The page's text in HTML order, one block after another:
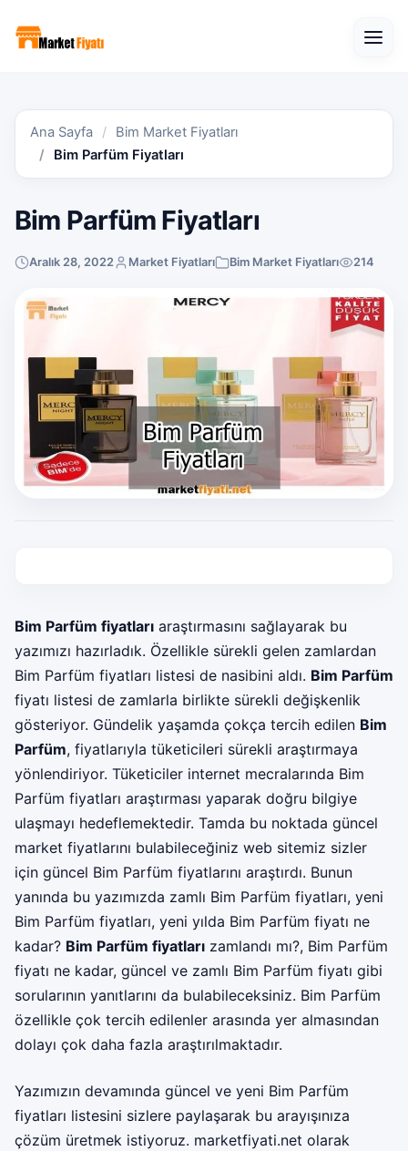
Ana Sayfa
Bim Market Fiyatları
Bim Parfüm Fiyatları
Bim Parfüm Fiyatları
Aralık 28, 2022 Market Fiyatları Bim Market Fiyatları 214
Bim Parfüm fiyatları araştırmasını sağlayarak bu
yazımızı hazırladık. Özellikle sürekli gelen zamlardan
Bim Parfüm fiyatları listesi de nasibini aldı. Bim Parfüm
fiyatı listesi de zamlarla birlikte sürekli değişkenlik
gösteriyor. Gündelik yaşamda çokça tercih edilen Bim
Parfüm, fiyatlarıyla tüketicileri sürekli araştırmaya
yönlendiriyor. Tüketiciler internet mecralarında Bim
Parfüm fiyatları araştırması yaparak doğru bilgiye
ulaşmayı hedeflemektedir. Tamda bu noktada güncel
market fiyatlarını bulabileceğiniz web sitemiz sizler
için güncel Bim Parfüm fiyatlarını araştırdı. Bunun
yanında bu yazımızda zamlı Bim Parfüm fiyatları, yeni
Bim Parfüm fiyatları, yeni yılda Bim Parfüm fiyatı ne
kadar? Bim Parfüm fiyatları zamlandı mı?, Bim Parfüm
fiyatı ne kadar, güncel ve zamlı Bim Parfüm fiyatı gibi
sorularının yanıtlarını da bulabileceksiniz. Bim Parfüm
özellikle çok tercih edilenler arasında yer almasından
dolayı çok daha fazla araştırılmaktadır.
Yazımızın devamında güncel ve yeni Bim Parfüm
fiyatları listesini sizlere paylaşarak bu arayışınıza
çözüm üretmek istiyoruz. marketfiyati.net olarak